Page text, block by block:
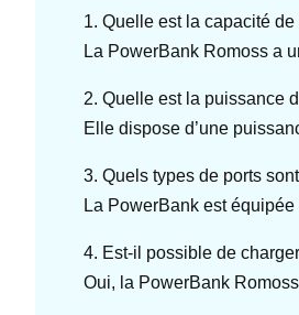
1. Quelle est la capacité
La PowerBank Romoss a
2. Quelle est la puissance
Elle dispose d’une
3. Quels types de ports
La PowerBank est
4. Est-il possible de
Oui, la PowerBank